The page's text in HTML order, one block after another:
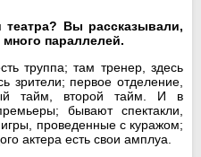
Вы рассказывали,
параллелей.
труппа; там тренер, здесь
зрители; первое отделение,
тайм, второй тайм. И в
бывают спектакли,
проведенные с куражом;
актера есть свои амплуа.